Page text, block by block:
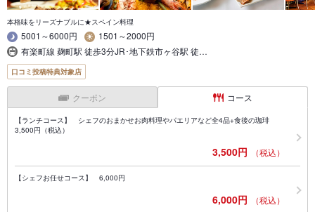
本格味をリーズナブルに★スペイン料理
5001～6000円
1501～2000円
有楽町線 麹町駅 徒歩3分JR･地下鉄市ヶ谷駅 徒…
口コミ投稿特典対象店
クーポン コース
【ランチコース】 シェフのおまかせお肉料理やパエリアなど全4品+食後の珈琲
3,500円（税込）
3,500円 （税込）
【シェフお任せコース】 6,000円
6,000円 （税込）